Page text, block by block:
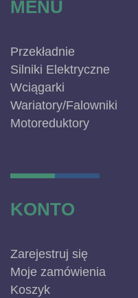
MENU
Przekładnie
Silniki Elektryczne
Wciągarki
Wariatory/Falowniki
Motoreduktory
KONTO
Zarejestruj się
Moje zamówienia
Koszyk